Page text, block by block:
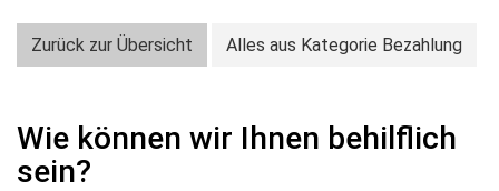
Zurück zur Übersicht Alles aus Kategorie Bezahlung
Wie können wir Ihnen behilflich
sein?